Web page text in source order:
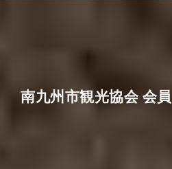
南九州市観光協会 会員